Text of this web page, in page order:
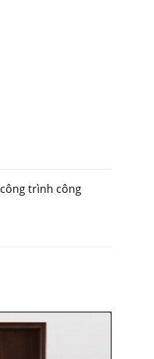
trình công